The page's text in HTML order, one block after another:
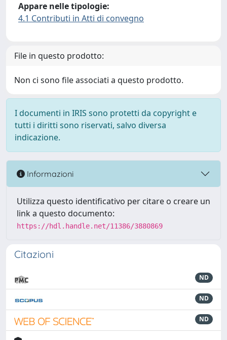
Appare nelle tipologie:
4.1 Contributi in Atti di convegno
File in questo prodotto:
Non ci sono file associati a questo prodotto.
I documenti in IRIS sono protetti da copyright e
tutti i diritti sono riservati, salvo diversa
indicazione.
Informazioni
Utilizza questo identificativo per citare o creare un
link a questo documento:
https://hdl.handle.net/11386/3880869
Citazioni
ND
ND
ND